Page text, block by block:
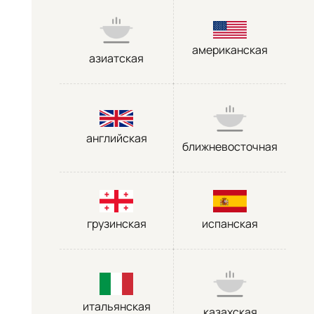
азиатская
американская
английская
ближневосточная
грузинская испанская
итальянская